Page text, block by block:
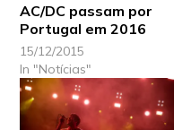
AC/DC passam por
Portugal em 2016
15/12/2015
In "Notícias"